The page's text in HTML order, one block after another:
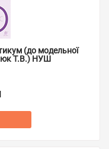
(до модельної
Т.В.) НУШ